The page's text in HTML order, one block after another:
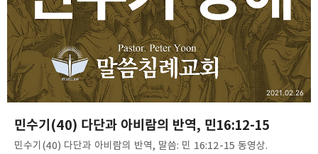
민수기(40) 다단과 아비람의 반역, 민16:12-15
2021.02.26
민수기(40) 다단과 아비람의 반역, 말씀: 민 16:12-15 동영상.